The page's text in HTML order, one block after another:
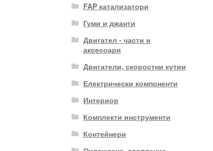
FAP катализатори
Гуми и джанти
Двигател - части и
аксесоари
Двигатели, скоростни кутии
Електрически компоненти
Интериор
Комплекти инструменти
Контейнери